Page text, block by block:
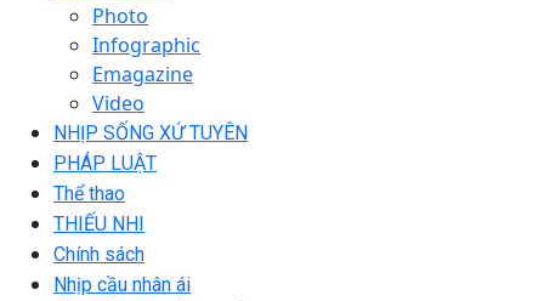
Photo
Infographic
Emagazine
Video
NHỊP SỐNG XỨ TUYÊN
PHÁP LUẬT
Thể thao
THIẾU NHI
Chính sách
Nhịp cầu nhân ái